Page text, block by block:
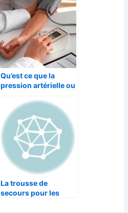
Qu’est ce que la
pression artérielle ou
La trousse de
secours pour les